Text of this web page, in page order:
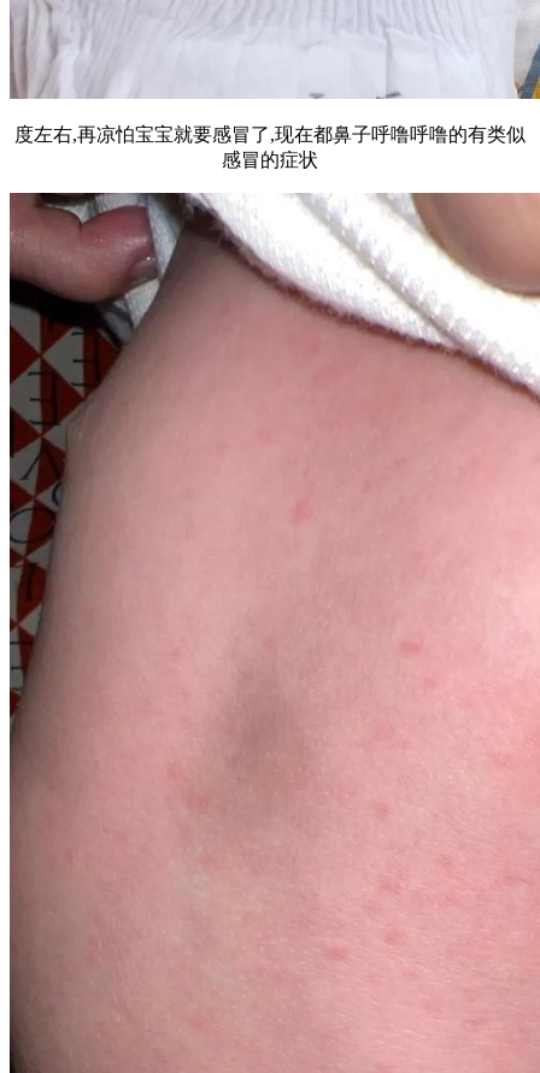
度左右,再凉怕宝宝就要感冒了,现在都鼻子呼噜呼噜的有类似
感冒的症状